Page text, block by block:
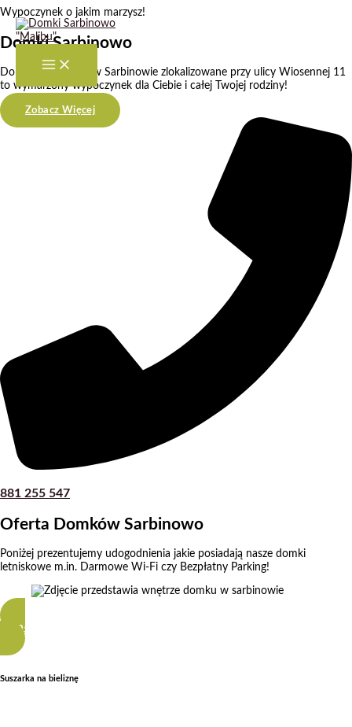
Przejdź
do
treści
Wypoczynek o jakim marzysz!
Domki Sarbinowo
Domki Letniskowe w Sarbinowie zlokalizowane przy ulicy Wiosennej 11
to wymarzony wypoczynek dla Ciebie i całej Twojej rodziny!
Zobacz Więcej
881 255 547
Oferta Domków Sarbinowo
Poniżej prezentujemy udogodnienia jakie posiadają nasze domki
letniskowe m.in. Darmowe Wi-Fi czy Bezpłatny Parking!
Zobacz Więcej
Suszarka na bieliznę